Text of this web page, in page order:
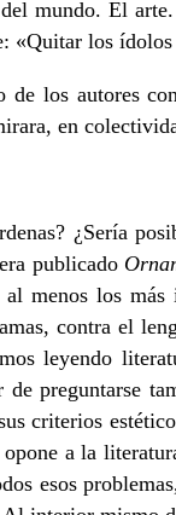
mundo. El
«Quitar los
de los autores
en
¿Sería
publicado
menos los
contra el
leyendo
de preguntarse
criterios
opone a la
esos